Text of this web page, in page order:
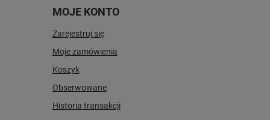
MOJE KONTO
Zarejestruj się
Moje zamówienia
Koszyk
Obserwowane
Historia transakcji